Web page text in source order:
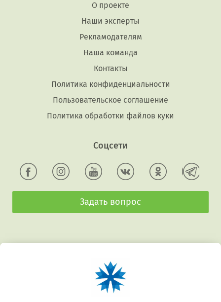
О проекте
Наши эксперты
Рекламодателям
Наша команда
Контакты
Политика конфиденциальности
Пользовательское соглашение
Политика обработки файлов куки
Соцсети
Задать вопрос